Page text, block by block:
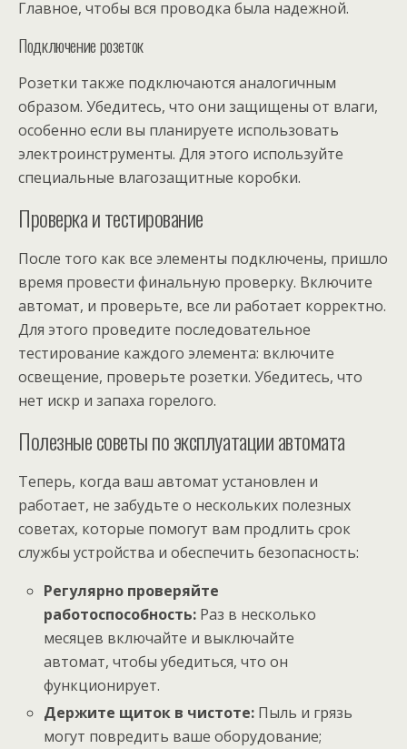
Главное, чтобы вся проводка была надежной.
Подключение розеток
Розетки также подключаются аналогичным
образом. Убедитесь, что они защищены от влаги,
особенно если вы планируете использовать
электроинструменты. Для этого используйте
специальные влагозащитные коробки.
Проверка и тестирование
После того как все элементы подключены, пришло
время провести финальную проверку. Включите
автомат, и проверьте, все ли работает корректно.
Для этого проведите последовательное
тестирование каждого элемента: включите
освещение, проверьте розетки. Убедитесь, что
нет искр и запаха горелого.
Полезные советы по эксплуатации автомата
Теперь, когда ваш автомат установлен и
работает, не забудьте о нескольких полезных
советах, которые помогут вам продлить срок
службы устройства и обеспечить безопасность:
Регулярно проверяйте
работоспособность: Раз в несколько
месяцев включайте и выключайте
автомат, чтобы убедиться, что он
функционирует.
Держите щиток в чистоте: Пыль и грязь
могут повредить ваше оборудование;